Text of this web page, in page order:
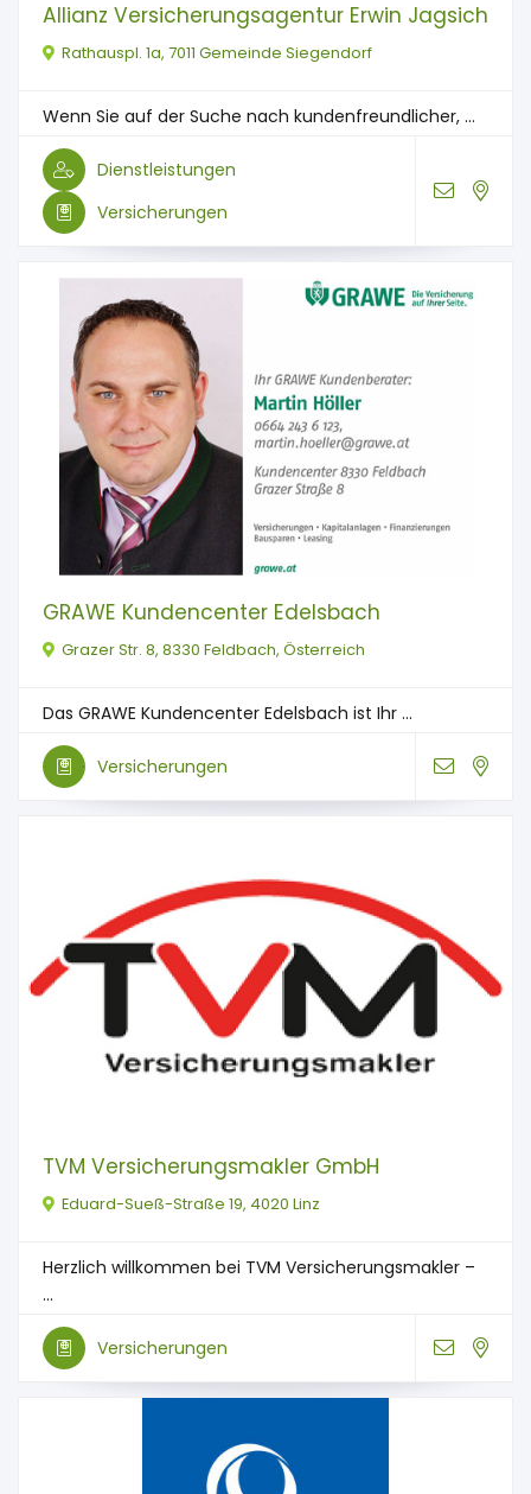
Allianz Versicherungsagentur Erwin Jagsich
Rathauspl. 1a, 7011 Gemeinde Siegendorf
Wenn Sie auf der Suche nach kundenfreundlicher, ...
Dienstleistungen
Versicherungen
GRAWE Kundencenter Edelsbach
Grazer Str. 8, 8330 Feldbach, Österreich
Das GRAWE Kundencenter Edelsbach ist Ihr ...
Versicherungen
TVM Versicherungsmakler GmbH
Eduard-Sueß-Straße 19, 4020 Linz
Herzlich willkommen bei TVM Versicherungsmakler –
...
Versicherungen